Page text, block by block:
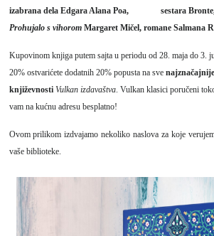
izabrana dela Edgara Alana Poa, sestara Bronte
Prohujalo s vihoromMargaret Mičel, romane Salmana
Kupovinom knjiga putem sajta u periodu od 28. maja do 3.
20% ostvarićete dodatnih 20% popusta na sve
književnosti Vulkan izdavaštva. Vulkan klasici poručeni
vam na kućnu adresu besplatno!
Ovom prilikom izdvajamo nekoliko naslova za koje
vaše biblioteke.